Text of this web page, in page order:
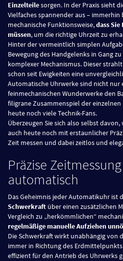
Einzelteilesorgen. In der Praxis sieht
Vielfaches spannender aus –
mechanische Funktionsweise,dass
müssen, um die richtige Uhrzeit zu
Hinter der vermeintlich simplen
Bewegung des Handgelenks in Gang
komplexer Mechanismus. Dieser
schon seit Ewigkeiten eine
Automatische Uhrwerke sind nicht nur
feinmechanischen Wunderwerke den
filigrane Zusammenspiel der
heute noch viele Technik-Fans.
Überzeugen Sie sich also selbst
auch heute noch mit erstaunlicher
Zeit messen und dabei zeitlos und
Präzise
automatisch
Das Geheimnis jeder Automatikuhr ist
Schwerkraft über einen zusätzlichen
Vergleich zu „herkömmlichen“
regelmäßige manuelle Aufziehen
Die Schwerkraft wirkt unabhängig von
immer in Richtung des
effizient für den Antrieb des Uhrwerks